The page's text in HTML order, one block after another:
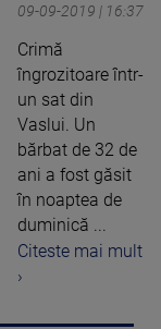
09-09-2019 | 16:37
Crimă
îngrozitoare într-
un sat din
Vaslui. Un
bărbat de 32 de
ani a fost găsit
în noaptea de
duminică ...
Citeste mai mult
›